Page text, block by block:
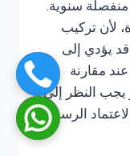
منفصلة سنوية.
لأن تركيب
يؤدي إلى
مقارنة
يجب النظر إلى
الرسمي